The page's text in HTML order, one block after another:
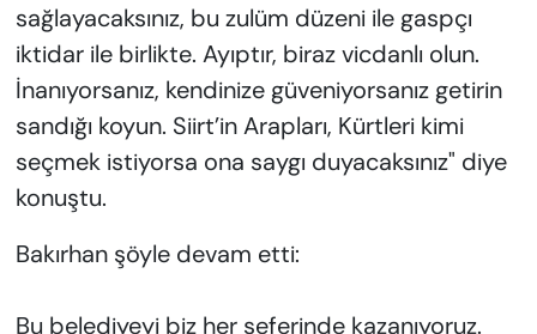
sağlayacaksınız, bu zulüm düzeni ile gaspçı
iktidar ile birlikte. Ayıptır, biraz vicdanlı olun.
İnanıyorsanız, kendinize güveniyorsanız getirin
sandığı koyun. Siirt’in Arapları, Kürtleri kimi
seçmek istiyorsa ona saygı duyacaksınız" diye
konuştu.
Bakırhan şöyle devam etti:
Bu belediyeyi biz her seferinde kazanıyoruz.